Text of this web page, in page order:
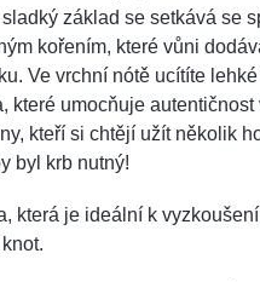
sladký základ se setkává se
kořením, které vůni
Ve vrchní nótě ucítíte
které umocňuje autentičnost
kteří si chtějí užít několik
byl krb nutný!
která je ideální k